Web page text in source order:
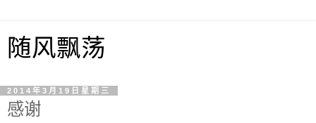
随风飘荡
2014年3月19日星期三
感谢